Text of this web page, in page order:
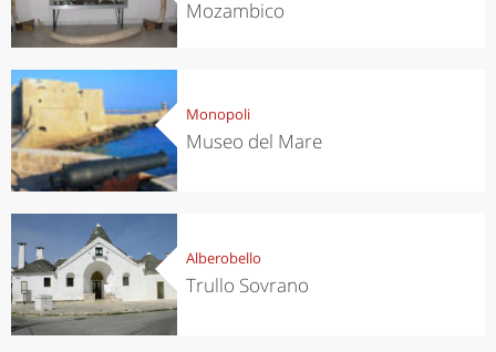
Mozambico
Monopoli
Museo del Mare
Alberobello
Trullo Sovrano